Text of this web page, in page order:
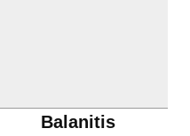
Balanitis